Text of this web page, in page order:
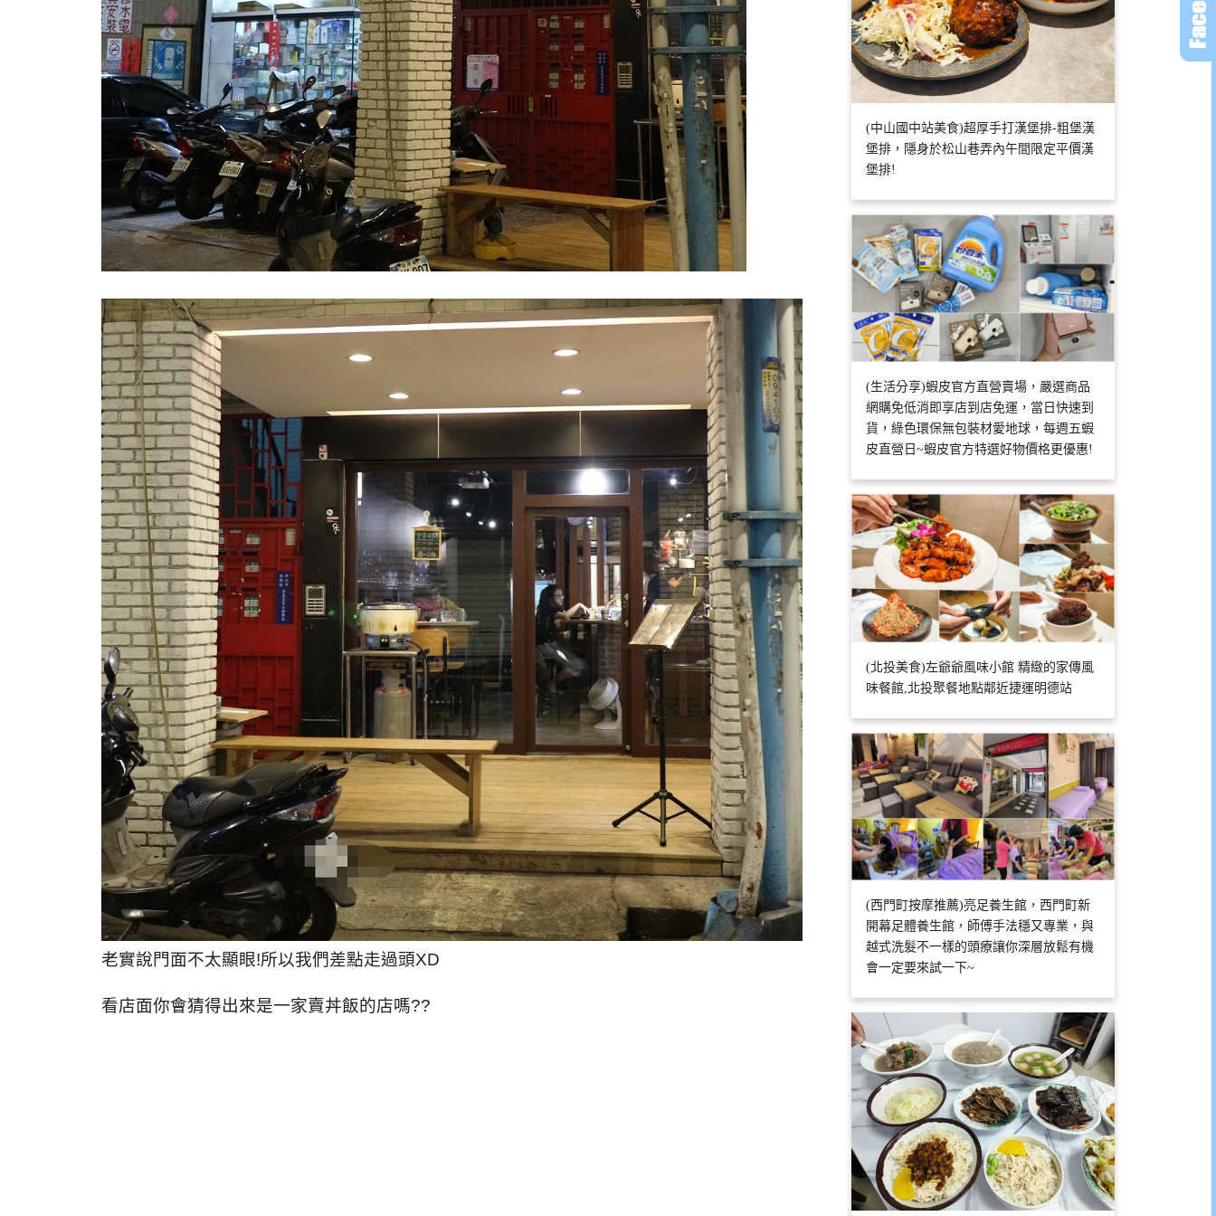
老實說門面不太顯眼!所以我們差點走過頭XD
看店面你會猜得出來是一家賣丼飯的店嗎??
(中山國中站美食)超厚手打漢堡排-粗堡漢
堡排，隱身於松山巷弄內午間限定平價漢
堡排!
(生活分享)蝦皮官方直營賣場，嚴選商品
網購免低消即享店到店免運，當日快速到
貨，綠色環保無包裝材愛地球，每週五蝦
皮直營日~蝦皮官方特選好物價格更優惠!
(北投美食)左爺爺風味小館 精緻的家傳風
味餐館,北投聚餐地點鄰近捷運明德站
(西門町按摩推薦)亮足養生館，西門町新
開幕足體養生館，師傅手法穩又專業，與
越式洗髮不一樣的頭療讓你深層放鬆有機
會一定要來試一下~